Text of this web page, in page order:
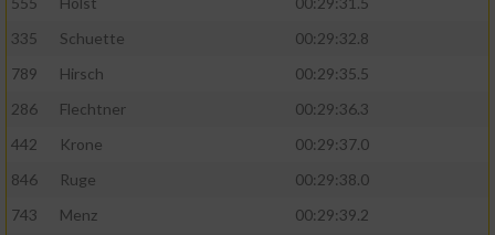
335
Schuette
00:29:32.8
789
Hirsch
00:29:35.5
286
Flechtner
00:29:36.3
442
Krone
00:29:37.0
846
Ruge
00:29:38.0
743
Menz
00:29:39.2
Verwendung reduzierter Daten zur Auswahl
Erstellung von Profilen für personalisierte
Werbung
Verwendung von Profilen zur Auswahl
personalisierter Werbung